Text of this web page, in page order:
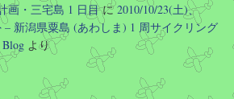
画・三宅島 1 日目に2010/10/23(土)、
– 新潟県粟島 (あわしま) 1 周サイクリング
より